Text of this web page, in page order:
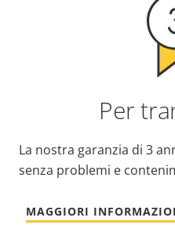
Per
La nostra garanzia di 3
senza problemi e
MAGGIORI